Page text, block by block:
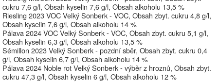
cukru 7,6 g/l, Obsah kyselin 7,6 g/l, Obsah alkoholu 13,5 %
Riesling 2023 VOC Velký Sonberk - VOC, Obsah zbyt. cukru 4,8 g/l,
Obsah kyselin 7,6 g/l, Obsah alkoholu 14 %
Pálava 2024 VOC Velký Sonberk - VOC, Obsah zbyt. cukru 5,1 g/l,
Obsah kyselin 6,3 g/l, Obsah alkoholu 13,5 %
Sémillon 2023 Velký Sonberk - pozdní sběr, Obsah zbyt. cukru 0,4
g/l, Obsah kyselin 6,7 g/l, Obsah alkoholu 14 %
Pálava 2024 Noble rot Velký Sonberk - výběr z hroznů, Obsah zbyt.
cukru 47,3 g/l, Obsah kyselin 6 g/l, Obsah alkoholu 12 %